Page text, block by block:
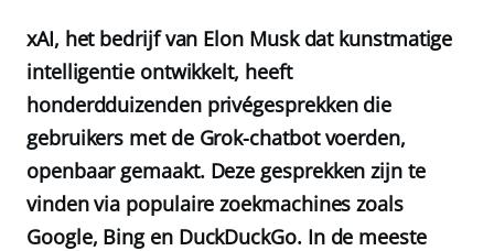
xAI, het bedrijf van Elon Musk dat kunstmatige
intelligentie ontwikkelt, heeft
honderdduizenden privégesprekken die
gebruikers met de Grok-chatbot voerden,
openbaar gemaakt. Deze gesprekken zijn te
vinden via populaire zoekmachines zoals
Google, Bing en DuckDuckGo. In de meeste